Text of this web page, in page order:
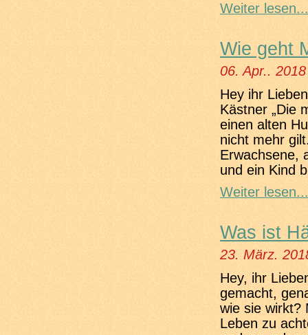
Weiter lesen...
Wie geht
06. Apr.. 2018
Hey ihr
Kästner „Die
einen alten
nicht mehr
Erwachsene,
und ein Kind
Weiter lesen...
Was ist
23. März.
Hey, ihr
gemacht,
wie sie wirkt?
Leben zu